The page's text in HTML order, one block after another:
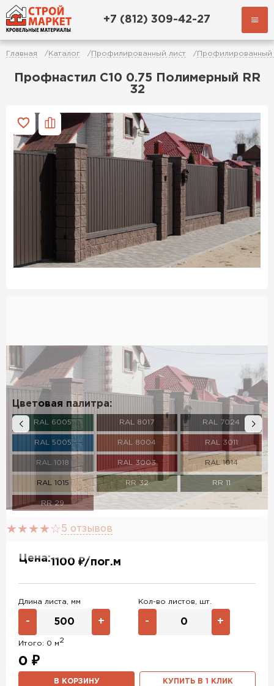
+7 (812) 309-42-27
Главная Каталог Профилированный лист Профилированный
Профнастил C10 0.75 Полимерный RR
32
Цветовая палитра:
RAL 6005 RAL 8017 RAL 7024
RAL 5005 RAL 8004 RAL 3011
RAL 1018 RAL 3003 RAL 1014
RAL 1015 RR 32 RR 11
RR 29
5 отзывов
Цена:1100 ₽/пог.м
Длина листа, мм
- +
Кол-во листов, шт.
- +
Итого: 0 м2
0 ₽
В КОРЗИНУ КУПИТЬ В 1 КЛИК